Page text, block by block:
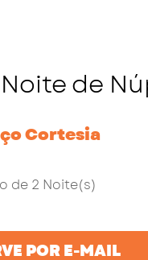
de
Cortesia
de 2 Noite(s)
POR E-MAIL